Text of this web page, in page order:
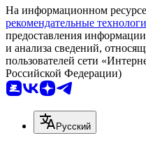
На информационном
рекомендательные
предоставления
и анализа сведений,
пользователей сети
Российской Федерации)
Русский